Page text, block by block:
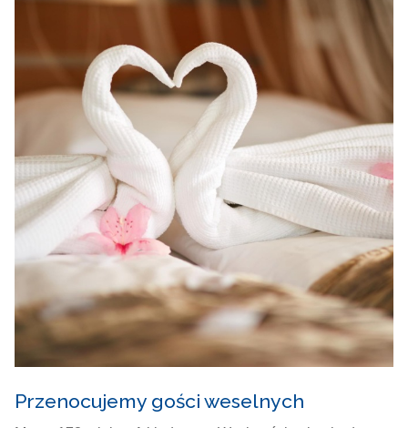
Przenocujemy gości weselnych